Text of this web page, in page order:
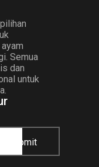
Semua
dan
untuk
Submit